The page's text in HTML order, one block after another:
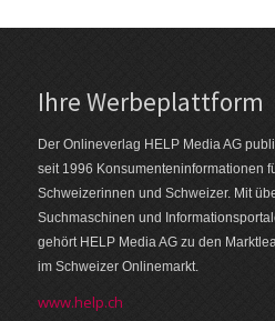
Ihre Werbeplattform
Der Onlineverlag HELP Media AG
seit 1996 Konsumenten­informationen
Schweizerinnen und Schweizer. Mit
Suchmaschinen und
gehört HELP Media AG zu den
im Schweizer Onlinemarkt.
www.help.ch